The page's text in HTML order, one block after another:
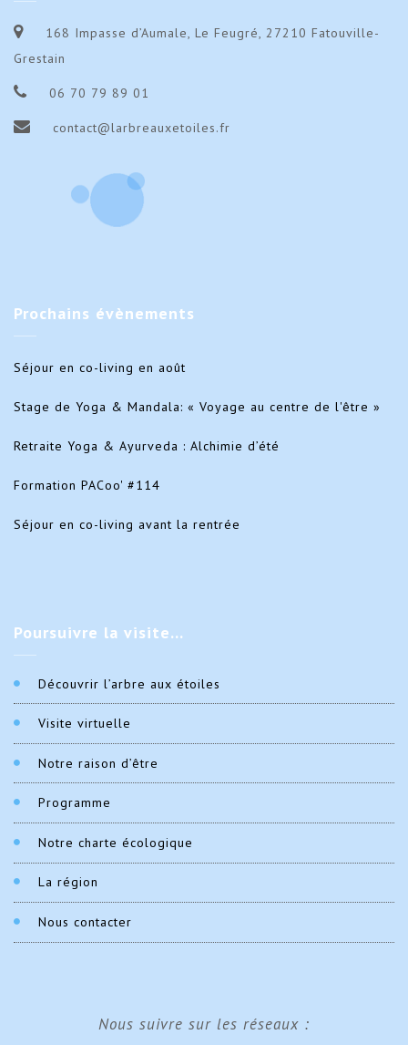
168 Impasse d’Aumale, Le Feugré, 27210 Fatouville-
Grestain
06 70 79 89 01
contact@larbreauxetoiles.fr
Prochains évènements
Séjour en co-living en août
Stage de Yoga & Mandala: « Voyage au centre de l'être »
Retraite Yoga & Ayurveda : Alchimie d’été
Formation PACoo' #114
Séjour en co-living avant la rentrée
Poursuivre la visite…
Découvrir l’arbre aux étoiles
Visite virtuelle
Notre raison d’être
Programme
Notre charte écologique
La région
Nous contacter
Nous suivre sur les réseaux :